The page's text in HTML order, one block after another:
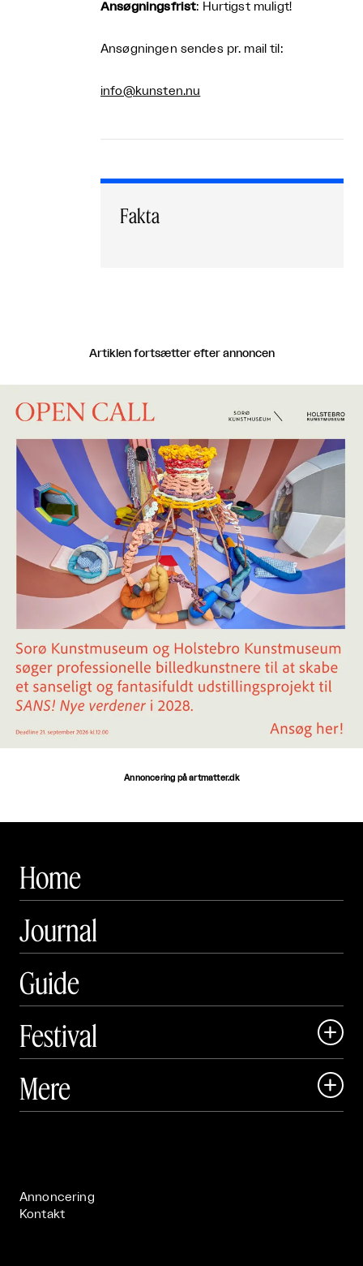
Ansøgningsfrist: Hurtigst muligt!
Ansøgningen sendes pr. mail til:
info@kunsten.nu
Fakta
Artiklen fortsætter efter annoncen
Annoncering på artmatter.dk
Home
Journal
Guide
Festival

 Art Matter Festival
Mere 
Annoncering
Kontakt